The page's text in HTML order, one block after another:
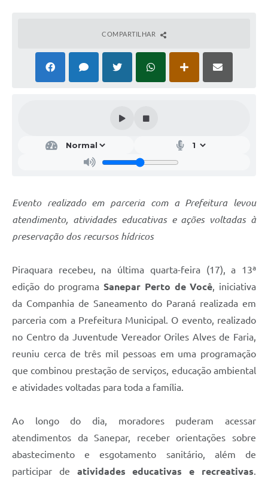
COMPARTILHAR
Evento realizado em parceria com a Prefeitura levou
atendimento, atividades educativas e ações voltadas à
preservação dos recursos hídricos
Piraquara recebeu, na última quarta-feira (17), a 13ª
edição do programaSanepar Perto de Você, iniciativa
da Companhia de Saneamento do Paraná realizada em
parceria com a Prefeitura Municipal. O evento, realizado
no Centro da Juventude Vereador Oriles Alves de Faria,
reuniu cerca de três mil pessoas em uma programação
que combinou prestação de serviços, educação ambiental
e atividades voltadas para toda a família.
Ao longo do dia, moradores puderam acessar
atendimentos da Sanepar, receber orientações sobre
abastecimento e esgotamento sanitário, além de
participar de atividades educativas e recreativas.